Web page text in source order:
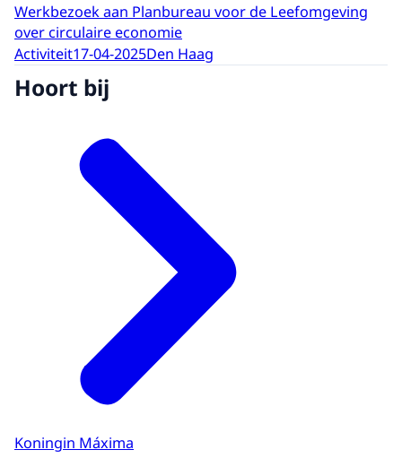
Werkbezoek aan Planbureau voor de Leefomgeving
over circulaire economie
Activiteit17-04-2025Den Haag
Hoort bij
Koningin Máxima